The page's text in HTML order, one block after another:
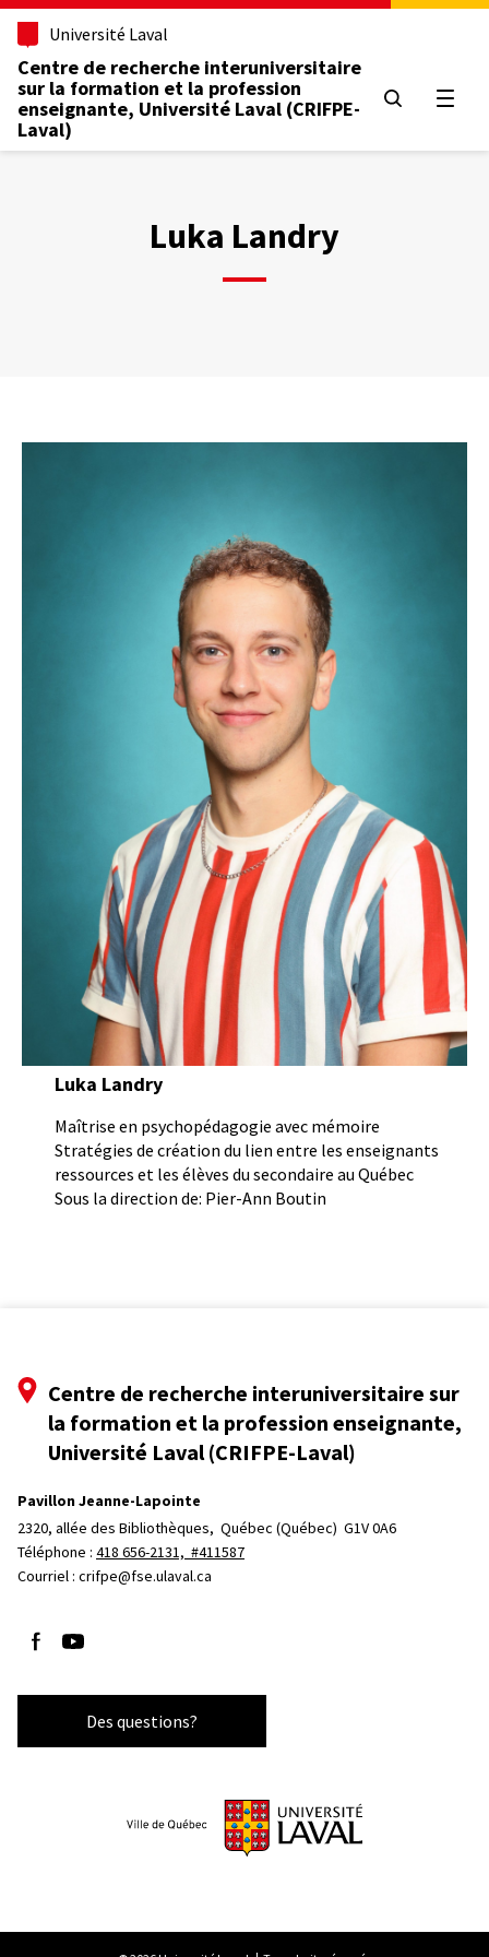
Aller
contenu
principal
Université Laval
Centre de recherche interuniversitaire
sur la formation et la profession
enseignante, Université Laval (CRIFPE-
Laval)
Luka Landry
Luka Landry
Maîtrise en psychopédagogie avec mémoire
Stratégies de création du lien entre les enseignants
ressources et les élèves du secondaire au Québec
Sous la direction de: Pier-Ann Boutin
Centre de recherche interuniversitaire sur
la formation et la profession enseignante,
Université Laval (CRIFPE-Laval)
Pavillon Jeanne-Lapointe
2320, allée des Bibliothèques, Québec (Québec)  G1V 0A6
Téléphone : 418 656-2131, #411587
Courriel : crifpe@fse.ulaval.ca
Suivez-nous sur Facebook
Suivez-nous sur YouTube
Des questions?